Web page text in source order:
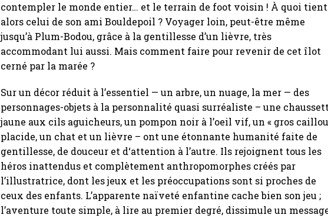
contempler le monde entier… et le terrain de foot voisin ! À quoi tient
alors celui de son ami Bouldepoil ? Voyager loin, peut-être même
jusqu’à Plum-Bodou, grâce à la gentillesse d’un lièvre, très
accommodant lui aussi. Mais comment faire pour revenir de cet îlot
cerné par la marée ?
Sur un décor réduit à l’essentiel — un arbre, un nuage, la mer — des
personnages-objets à la personnalité quasi surréaliste – une
jaune aux cils aguicheurs, un pompon noir à l’oeil vif, un « gros
placide, un chat et un lièvre – ont une étonnante humanité faite de
gentillesse, de douceur et d‘attention à l’autre. Ils rejoignent tous les
héros inattendus et complètement anthropomorphes créés par
l’illustratrice, dont les jeux et les préoccupations sont si proches de
ceux des enfants. L’apparente naïveté enfantine cache bien son jeu ;
l’aventure toute simple, à lire au premier degré, dissimule un